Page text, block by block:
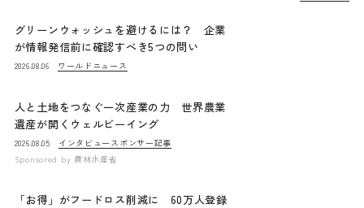
グリーンウォッシュを避けるには？ 企業
が情報発信前に確認すべき5つの問い
2026.08.06 ワールドニュース
人と土地をつなぐ一次産業の力 世界農業
遺産が開くウェルビーイング
2026.08.05 インタビュー スポンサー記事
Sponsored by 農林水産省
「お得」がフードロス削減に 60万人登録